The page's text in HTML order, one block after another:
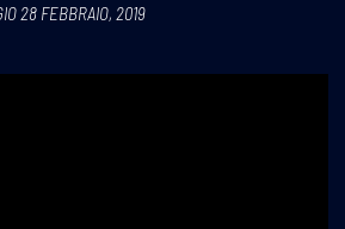
28 FEBBRAIO, 2019